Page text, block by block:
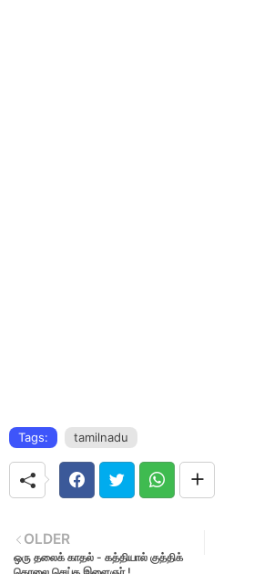
Tags: tamilnadu
OLDER
ஒரு தலைக் காதல் - கத்தியால் குத்திக்